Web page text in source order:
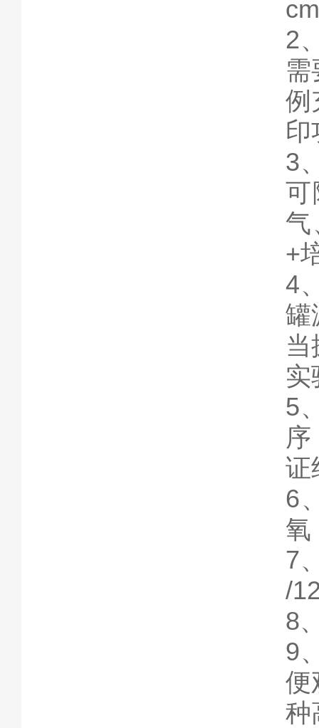
2
需
例
印
3
气
+
4
罐
实
5
证
6
氧
7
/
8
9
便
种